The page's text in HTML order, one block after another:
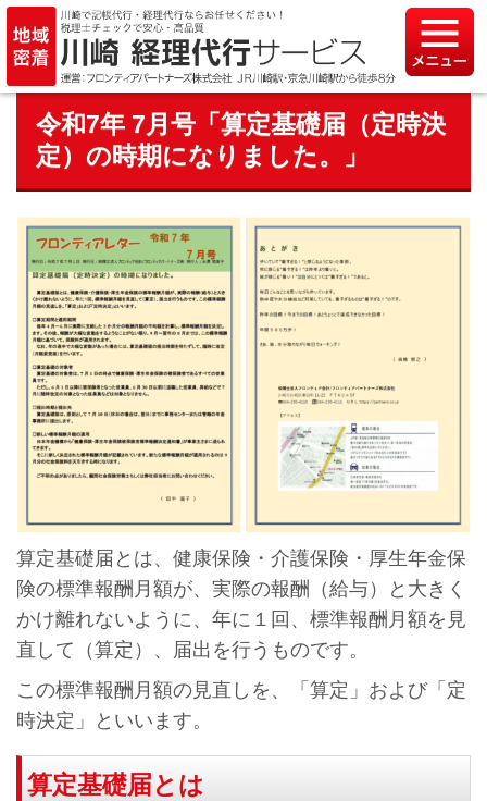
令和7年 7月号「算定基礎届（定時決
定）の時期になりました。」
算定基礎届とは、健康保険・介護保険・厚生年金保
険の標準報酬月額が、実際の報酬（給与）と大きく
かけ離れないように、年に１回、標準報酬月額を見
直して（算定）、届出を行うものです。
この標準報酬月額の見直しを、「算定」および「定
時決定」といいます。
算定基礎届とは